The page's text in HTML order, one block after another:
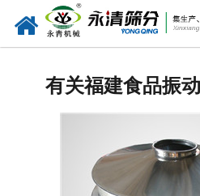
有关福建食品振